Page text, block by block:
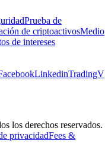
Prueba de
de criptoactivosMedio
de intereses
LinkedinTradingV
los derechos reservados.
privacidadFees &